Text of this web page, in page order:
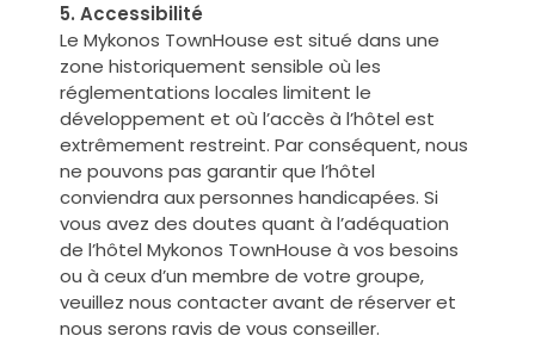
5. Accessibilité
Le Mykonos TownHouse est situé dans une
zone historiquement sensible où les
réglementations locales limitent le
développement et où l’accès à l’hôtel est
extrêmement restreint. Par conséquent, nous
ne pouvons pas garantir que l’hôtel
conviendra aux personnes handicapées. Si
vous avez des doutes quant à l’adéquation
de l’hôtel Mykonos TownHouse à vos besoins
ou à ceux d’un membre de votre groupe,
veuillez nous contacter avant de réserver et
nous serons ravis de vous conseiller.